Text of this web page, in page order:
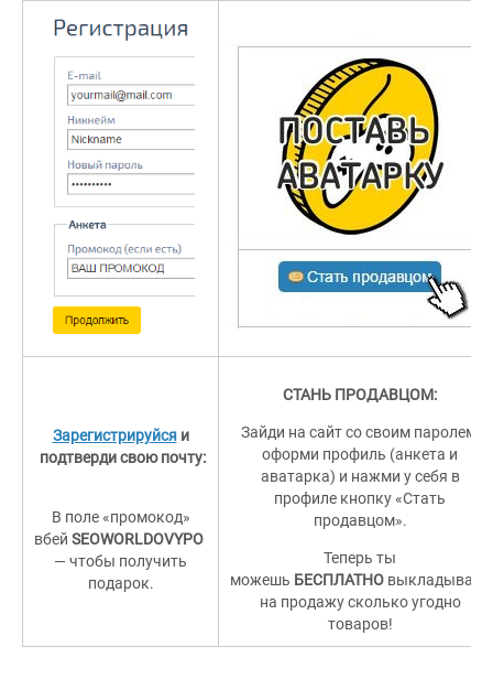
Зарегистрируйсяи
подтверди свою почту:
В поле «промокод»
вбей SEOWORLDOVYPO
— чтобы получить
подарок.
СТАНЬ ПРОДАВЦОМ:
Зайди на сайт со своим паролем,
оформи профиль (анкета и
аватарка) и нажми у себя в
профиле кнопку «Стать
продавцом».
Теперь ты
можешь БЕСПЛАТНО выкладывать
на продажу сколько угодно
товаров!